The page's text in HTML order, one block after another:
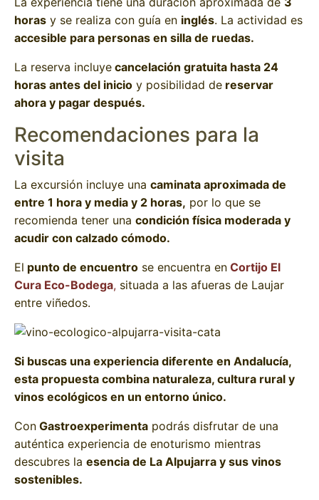
horas y se realiza con guía en inglés. La actividad es
accesible para personas en silla de ruedas.
La reserva incluye cancelación gratuita hasta 24
horas antes del inicio y posibilidad de reservar
ahora y pagar después.
Recomendaciones para la
visita
La excursión incluye una caminata aproximada de
entre 1 hora y media y 2 horas, por lo que se
recomienda tener una condición física moderada y
acudir con calzado cómodo.
El punto de encuentro se encuentra en Cortijo El
Cura Eco-Bodega, situada a las afueras de Laujar
entre viñedos.
Si buscas una experiencia diferente en Andalucía,
esta propuesta combina naturaleza, cultura rural y
vinos ecológicos en un entorno único.
Con Gastroexperimenta podrás disfrutar de una
auténtica experiencia de enoturismo mientras
descubres la esencia de La Alpujarra y sus vinos
sostenibles.